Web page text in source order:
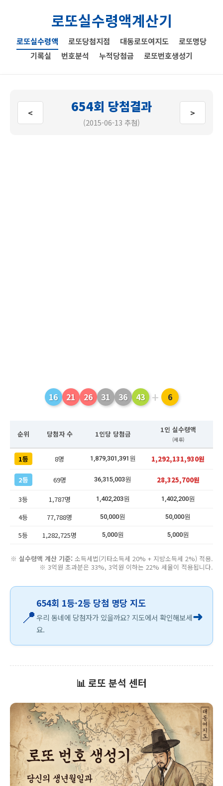
로또실수령액계산기
로또실수령액 로또당첨지점 대동로또여지도
로또명당
기록실
번호분석 누적당첨금 로또번호생성기
< 654회 당첨결과
(2015-06-13 추첨)
>
16 21 26 31 36 43 + 6
순위 당첨자 수 1인당 당첨금 1인 실수령액
(세후)
1등 8명 1,879,301,391원 1,292,131,930원
2등 69명 36,315,003원 28,325,700원
3등 1,787명 1,402,203원 1,402,200원
4등 77,788명 50,000원 50,000원
5등 1,282,725명 5,000원 5,000원
※ 실수령액 계산 기준: 소득세법(기타소득세 20% + 지방소득세 2%) 적용.
※ 3억원 초과분은 33%, 3억원 이하는 22% 세율이 적용됩니다.
📍
654회 1등·2등 당첨 명당 지도
우리 동네에 당첨자가 있을까요? 지도에서 확인해보세
요.
➜
📊 로또 분석 센터